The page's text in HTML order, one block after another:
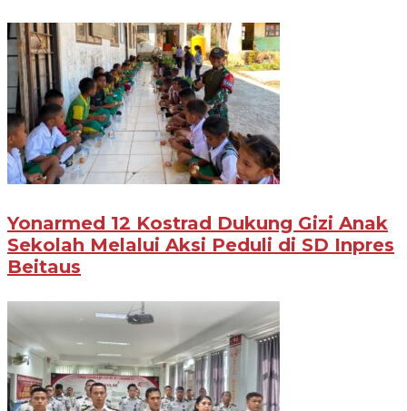
Yonarmed 12 Kostrad Dukung Gizi Anak
Sekolah Melalui Aksi Peduli di SD Inpres
Beitaus